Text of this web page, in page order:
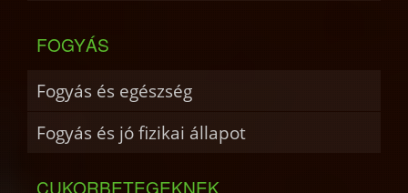
FOGYÁS
Fogyás és egészség
Fogyás és jó fizikai állapot
CUKORBETEGEKNEK